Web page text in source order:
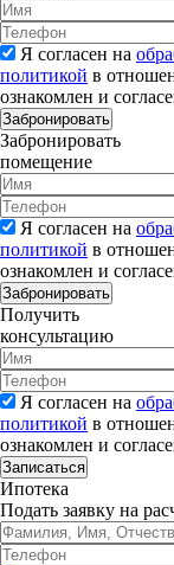
Я согласен на
политикой в
ознакомлен и
Забронировать
Забронировать
помещение
Я согласен на
политикой в
ознакомлен и
Забронировать
Получить
консультацию
Я согласен на
политикой в
ознакомлен и
Записаться
Ипотека
Подать заявку на